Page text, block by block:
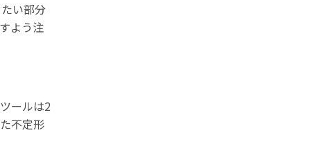
い部分
よう注
ールは2
不定形